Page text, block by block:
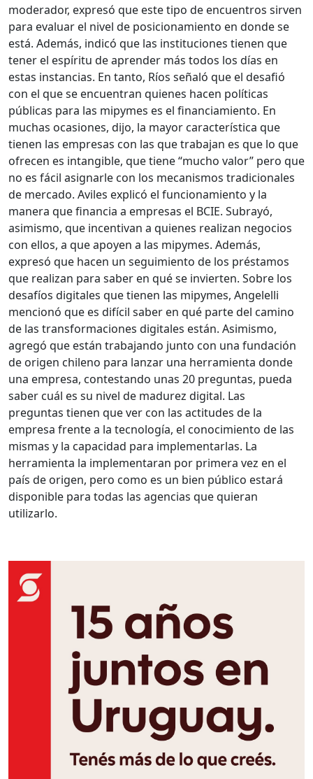
moderador, expresó que este tipo de encuentros sirven
para evaluar el nivel de posicionamiento en donde se
está. Además, indicó que las instituciones tienen que
tener el espíritu de aprender más todos los días en
estas instancias. En tanto, Ríos señaló que el desafió
con el que se encuentran quienes hacen políticas
públicas para las mipymes es el financiamiento. En
muchas ocasiones, dijo, la mayor característica que
tienen las empresas con las que trabajan es que lo que
ofrecen es intangible, que tiene “mucho valor” pero que
no es fácil asignarle con los mecanismos tradicionales
de mercado. Aviles explicó el funcionamiento y la
manera que financia a empresas el BCIE. Subrayó,
asimismo, que incentivan a quienes realizan negocios
con ellos, a que apoyen a las mipymes. Además,
expresó que hacen un seguimiento de los préstamos
que realizan para saber en qué se invierten. Sobre los
desafíos digitales que tienen las mipymes, Angelelli
mencionó que es difícil saber en qué parte del camino
de las transformaciones digitales están. Asimismo,
agregó que están trabajando junto con una fundación
de origen chileno para lanzar una herramienta donde
una empresa, contestando unas 20 preguntas, pueda
saber cuál es su nivel de madurez digital. Las
preguntas tienen que ver con las actitudes de la
empresa frente a la tecnología, el conocimiento de las
mismas y la capacidad para implementarlas. La
herramienta la implementaran por primera vez en el
país de origen, pero como es un bien público estará
disponible para todas las agencias que quieran
utilizarlo.